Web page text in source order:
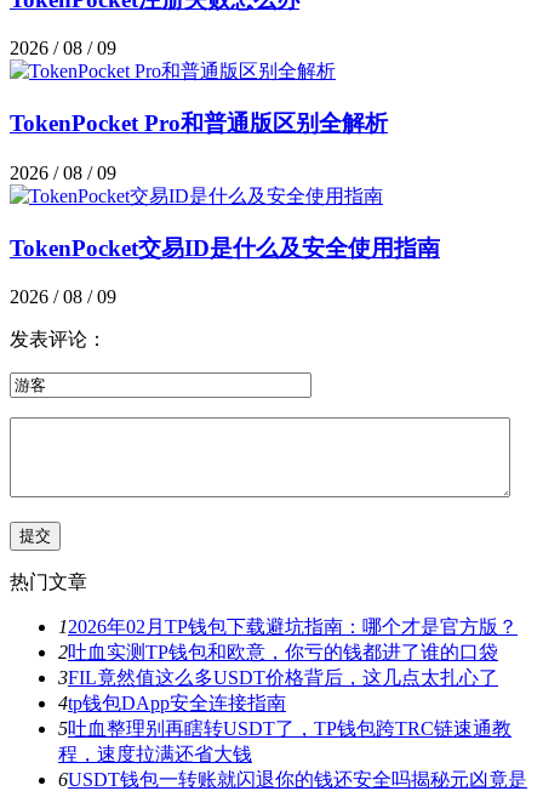
2026 / 08 / 09
TokenPocket Pro和普通版区别全解析
2026 / 08 / 09
TokenPocket交易ID是什么及安全使用指南
2026 / 08 / 09
发表评论：
热门文章
12026年02月TP钱包下载避坑指南：哪个才是官方版？
2吐血实测TP钱包和欧意，你亏的钱都进了谁的口袋
3FIL竟然值这么多USDT价格背后，这几点太扎心了
4tp钱包DApp安全连接指南
5吐血整理别再瞎转USDT了，TP钱包跨TRC链速通教
程，速度拉满还省大钱
6USDT钱包一转账就闪退你的钱还安全吗揭秘元凶竟是